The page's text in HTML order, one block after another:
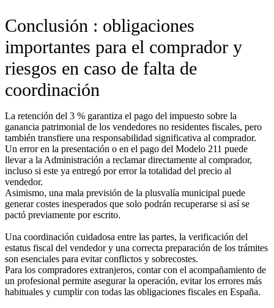
Conclusión : obligaciones
importantes para el comprador y
riesgos en caso de falta de
coordinación
La retención del 3 % garantiza el pago del impuesto sobre la
ganancia patrimonial de los vendedores no residentes fiscales, pero
también transfiere una responsabilidad significativa al comprador.
Un error en la presentación o en el pago del Modelo 211 puede
llevar a la Administración a reclamar directamente al comprador,
incluso si este ya entregó por error la totalidad del precio al
vendedor.
Asimismo, una mala previsión de la plusvalía municipal puede
generar costes inesperados que solo podrán recuperarse si así se
pactó previamente por escrito.
Una coordinación cuidadosa entre las partes, la verificación del
estatus fiscal del vendedor y una correcta preparación de los trámites
son esenciales para evitar conflictos y sobrecostes.
Para los compradores extranjeros, contar con el acompañamiento de
un profesional permite asegurar la operación, evitar los errores más
habituales y cumplir con todas las obligaciones fiscales en España.